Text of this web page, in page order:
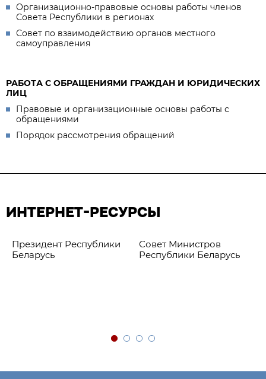
Организационно-правовые основы работы членов
Совета Республики в регионах
Совет по взаимодействию органов местного
самоуправления
РАБОТА С ОБРАЩЕНИЯМИ ГРАЖДАН И ЮРИДИЧЕСКИХ
ЛИЦ
Правовые и организационные основы работы с
обращениями
Порядок рассмотрения обращений
ИНТЕРНЕТ-РЕСУРСЫ
Президент Республики
Беларусь
Совет Министров
Республики Беларусь